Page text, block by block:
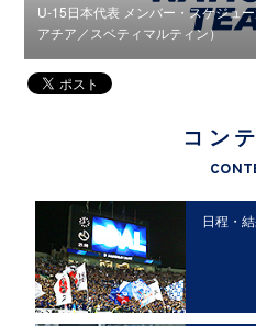
U-15日本代表 メンバー・スケジュ
アチア／スベティマルティン）
コン
日程・